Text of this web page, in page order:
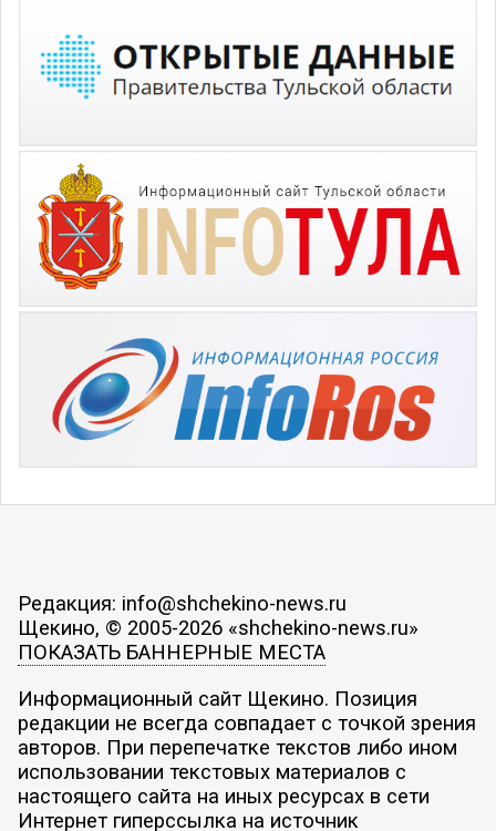
Редакция: info@shchekino-news.ru
Щекино, © 2005-2026 «shchekino-news.ru»
ПОКАЗАТЬ БАННЕРНЫЕ МЕСТА
Информационный сайт Щекино. Позиция
редакции не всегда совпадает с точкой зрения
авторов. При перепечатке текстов либо ином
использовании текстовых материалов с
настоящего сайта на иных ресурсах в сети
Интернет гиперссылка на источник